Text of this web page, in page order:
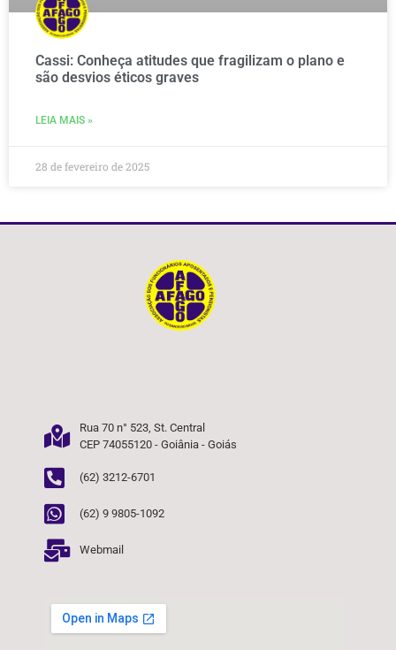
Cassi: Conheça atitudes que fragilizam o plano e
são desvios éticos graves
LEIA MAIS »
28 de fevereiro de 2025
Rua 70 n° 523, St. Central
CEP 74055120 - Goiânia - Goiás
(62) 3212-6701
(62) 9 9805-1092
Webmail